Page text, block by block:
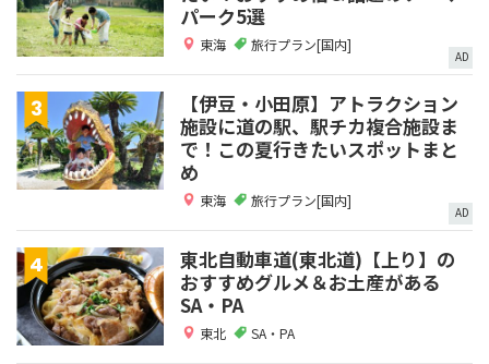
パーク5選
東海 旅行プラン[国内]
AD
【伊豆・小田原】アトラクション
施設に道の駅、駅チカ複合施設ま
で！この夏行きたいスポットまと
め
東海 旅行プラン[国内]
AD
東北自動車道(東北道)【上り】の
おすすめグルメ＆お土産がある
SA・PA
東北 SA・PA